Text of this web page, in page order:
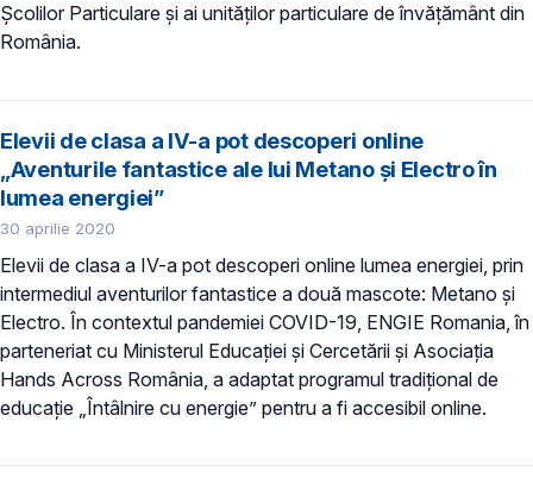
Școlilor Particulare și ai unităților particulare de învățământ din
România.
Elevii de clasa a IV-a pot descoperi online
„Aventurile fantastice ale lui Metano și Electro în
lumea energiei”
30 aprilie 2020
Elevii de clasa a IV-a pot descoperi online lumea energiei, prin
intermediul aventurilor fantastice a două mascote: Metano și
Electro. În contextul pandemiei COVID-19, ENGIE Romania, în
parteneriat cu Ministerul Educației și Cercetării și Asociația
Hands Across România, a adaptat programul tradițional de
educație „Întâlnire cu energie” pentru a fi accesibil online.